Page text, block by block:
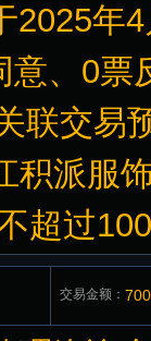
2025
意、0票
联交易
积派服
超过
交易金额：